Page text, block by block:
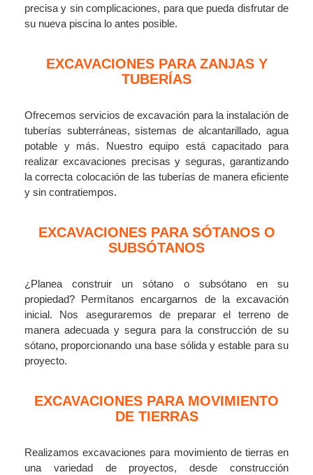
precisa y sin complicaciones, para que pueda disfrutar de
su nueva piscina lo antes posible.
EXCAVACIONES PARA ZANJAS Y
TUBERÍAS
Ofrecemos servicios de excavación para la instalación de
tuberías subterráneas, sistemas de alcantarillado, agua
potable y más. Nuestro equipo está capacitado para
realizar excavaciones precisas y seguras, garantizando
la correcta colocación de las tuberías de manera eficiente
y sin contratiempos.
EXCAVACIONES PARA SÓTANOS O
SUBSÓTANOS
¿Planea construir un sótano o subsótano en su
propiedad? Permítanos encargarnos de la excavación
inicial. Nos aseguraremos de preparar el terreno de
manera adecuada y segura para la construcción de su
sótano, proporcionando una base sólida y estable para su
proyecto.
EXCAVACIONES PARA MOVIMIENTO
DE TIERRAS
Realizamos excavaciones para movimiento de tierras en
una variedad de proyectos, desde construcción